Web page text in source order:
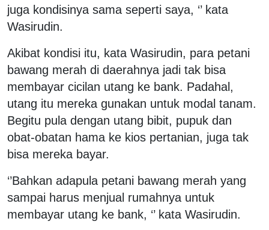
juga kondisinya sama seperti saya, ‘’ kata
Wasirudin.
Akibat kondisi itu, kata Wasirudin, para petani
bawang merah di daerahnya jadi tak bisa
membayar cicilan utang ke bank. Padahal,
utang itu mereka gunakan untuk modal tanam.
Begitu pula dengan utang bibit, pupuk dan
obat-obatan hama ke kios pertanian, juga tak
bisa mereka bayar.
‘’Bahkan adapula petani bawang merah yang
sampai harus menjual rumahnya untuk
membayar utang ke bank, ‘’ kata Wasirudin.